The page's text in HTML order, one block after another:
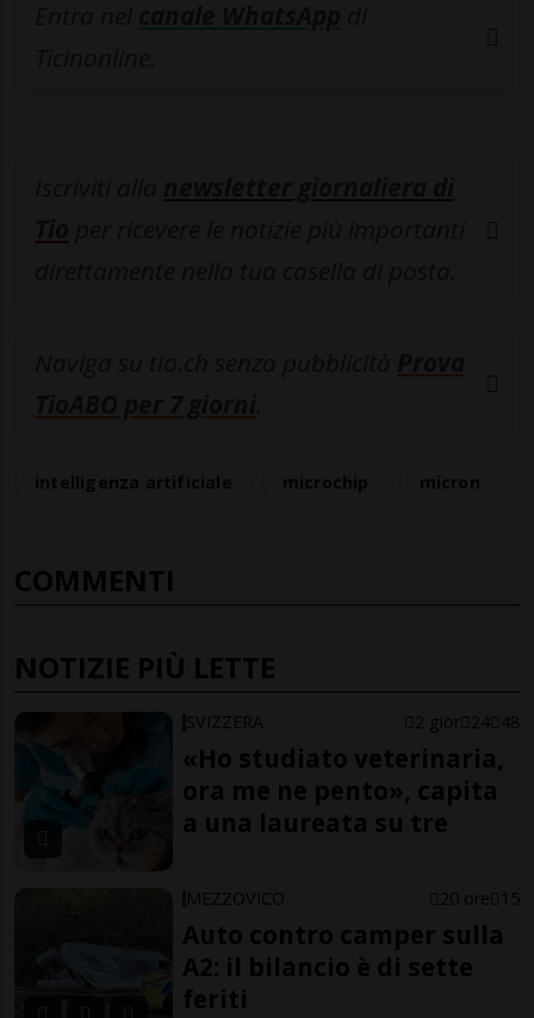
COMMENTI
NOTIZIE PIÙ LETTE
SVIZZERA 2 gior 24 48
«Ho studiato veterinaria,
ora me ne pento», capita
a una laureata su tre
MEZZOVICO 20 ore 15
Auto contro camper sulla
A2: il bilancio è di sette
feriti